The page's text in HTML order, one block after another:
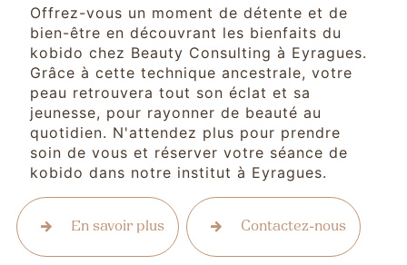
Offrez-vous un moment de détente et de
bien-être en découvrant les bienfaits du
kobido chez Beauty Consulting à Eyragues.
Grâce à cette technique ancestrale, votre
peau retrouvera tout son éclat et sa
jeunesse, pour rayonner de beauté au
quotidien. N'attendez plus pour prendre
soin de vous et réserver votre séance de
kobido dans notre institut à Eyragues.
En savoir plus Contactez-nous